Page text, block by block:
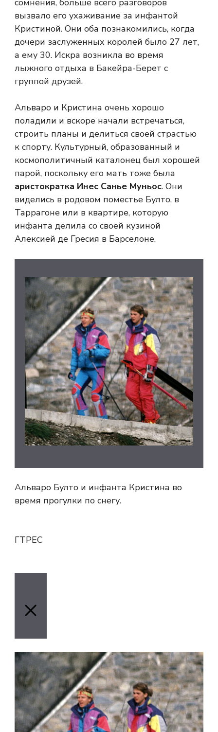
сомнения, больше всего разговоров
вызвало его ухаживание за инфантой
Кристиной. Они оба познакомились, когда
дочери заслуженных королей было 27 лет,
а ему 30. Искра возникла во время
лыжного отдыха в Бакейра-Берет с
группой друзей.
Альваро и Кристина очень хорошо
поладили и вскоре начали встречаться,
строить планы и делиться своей страстью
к спорту. Культурный, образованный и
космополитичный каталонец был хорошей
парой, поскольку его мать тоже была
аристократка Инес Санье Муньос. Они
виделись в родовом поместье Булто, в
Таррагоне или в квартире, которую
инфанта делила со своей кузиной
Алексией де Гресия в Барселоне.
Альваро Булто и инфанта Кристина во
время прогулки по снегу.
ГТРЕС